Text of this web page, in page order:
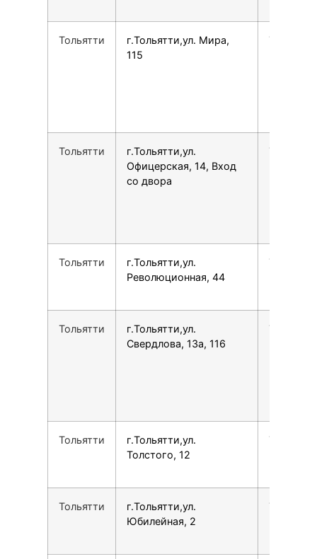
Тольятти
г.Тольятти,ул. Мира,
115
Тольятти
г.Тольятти,ул.
Офицерская, 14, Вход
со двора
Тольятти
г.Тольятти,ул.
Революционная, 44
Тольятти
г.Тольятти,ул.
Свердлова, 13а, 116
Тольятти
г.Тольятти,ул.
Толстого, 12
Тольятти
г.Тольятти,ул.
Юбилейная, 2